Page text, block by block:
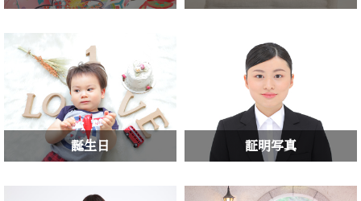
誕生日 証明写真